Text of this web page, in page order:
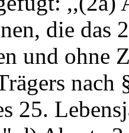
die das
und ohne
nach
25.